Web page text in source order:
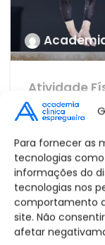
Para fornecer as
tecnologias
informações do
tecnologias nos
comportamento
site. Não
afetar
Atividade
Medicina
24 Abr 2019
REGRESSO
Return to
treatment in
systematic